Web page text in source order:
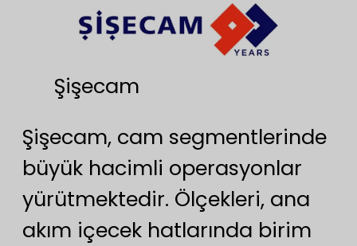
Şişecam
Şişecam, cam segmentlerinde
büyük hacimli operasyonlar
yürütmektedir. Ölçekleri, ana
akım içecek hatlarında birim